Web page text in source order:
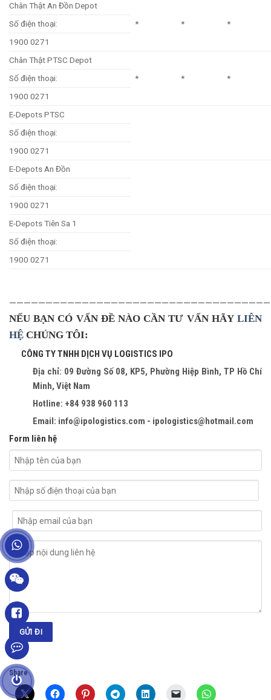
Chân Thật An Đồn Depot
*
* *
Số điện thoại:
1900 0271
Chân Thật PTSC Depot
*
* *
Số điện thoại:
1900 0271
E-Depots PTSC
Số điện thoại:
1900 0271
E-Depots An Đồn
Số điện thoại:
1900 0271
E-Depots Tiên Sa 1
Số điện thoại:
1900 0271
NẾU BẠN CÓ VẤN ĐỀ NÀO CẦN TƯ VẤN HÃY LIÊN
HỆ CHÚNG TÔI:
CÔNG TY TNHH DỊCH VỤ LOGISTICS IPO
Địa chỉ: 09 Đường Số 08, KP5, Phường Hiệp Bình, TP Hồ Chí
Minh, Việt Nam
Hotline: +84 938 960 113
Email: info@ipologistics.com - ipologistics@hotmail.com
Form liên hệ
Share